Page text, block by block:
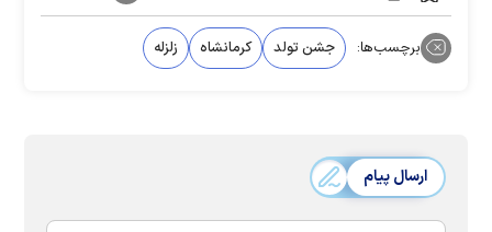
برچسب‌ها: جشن تولد کرمانشاه زلزله
ارسال پیام